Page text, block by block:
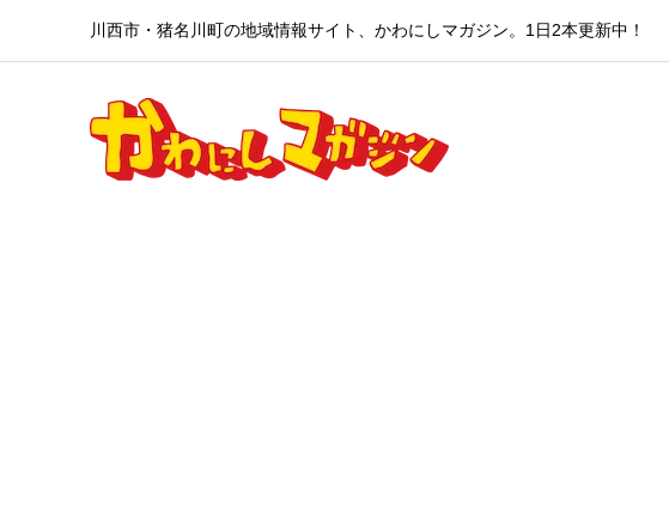
川西市・猪名川町の地域情報サイト、かわにしマガジン。1日2本更新中！